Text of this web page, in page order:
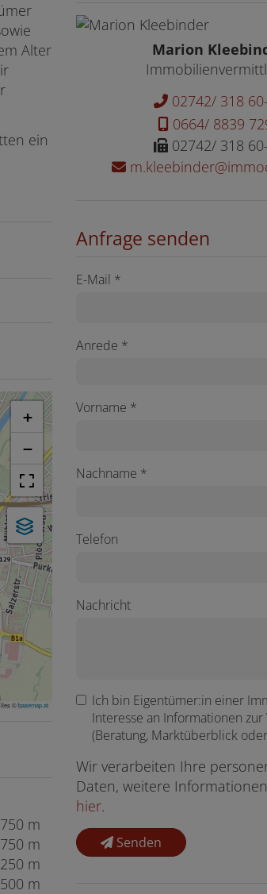
Alter
ein
+
−
©basemap.at
750 m
750 m
m
m
Marion
02742/ 318
0664/ 8839
02742/ 318
Anfrage senden
E-Mail
Anrede
Vorname
Nachname
Telefon
Nachricht
Ich bin Eigentümer:in einer
Interesse an Informationen
(Beratung, Marktüberblick
Wir verarbeiten Ihre
Daten, weitere
hier.
Senden